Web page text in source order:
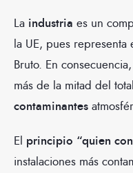
La industria es un
la UE, pues
Bruto. En
más de la mitad del
contaminantes
El principio “quien
instalaciones más